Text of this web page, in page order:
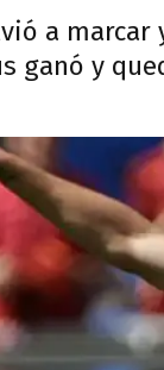
a
ganó y